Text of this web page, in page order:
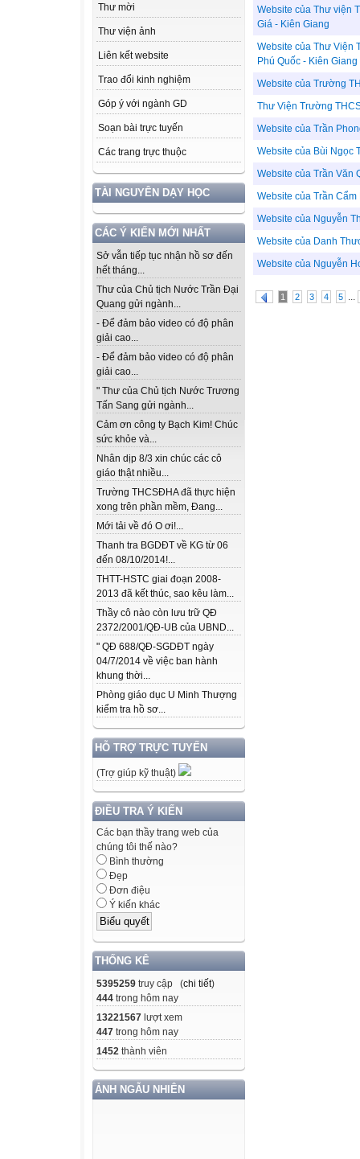
Thư mời
Thư viện ảnh
Liên kết website
Trao đổi kinh nghiệm
Góp ý với ngành GD
Soạn bài trực tuyến
Các trang trực thuộc
TÀI NGUYÊN DẠY HỌC
CÁC Ý KIẾN MỚI NHẤT
Sở vẫn tiếp tục nhận hồ sơ đến
hết tháng...
Thư của Chủ tịch Nước Trần Đại
Quang gửi ngành...
- Để đảm bảo video có độ phân
giải cao...
- Để đảm bảo video có độ phân
giải cao...
" Thư của Chủ tịch Nước Trương
Tấn Sang gửi ngành...
Cảm ơn công ty Bạch Kim! Chúc
sức khỏe và...
Nhân dịp 8/3 xin chúc các cô
giáo thật nhiều...
Trường THCSĐHA đã thực hiện
xong trên phần mềm, Đang...
Mới tải về đó O ơi!...
Thanh tra BGDĐT về KG từ 06
đến 08/10/2014!...
THTT-HSTC giai đoạn 2008-
2013 đã kết thúc, sao kêu làm...
Thầy cô nào còn lưu trữ QĐ
2372/2001/QĐ-UB của UBND...
" QĐ 688/QĐ-SGDĐT ngày
04/7/2014 về việc ban hành
khung thời...
Phòng giáo dục U Minh Thượng
kiểm tra hồ sơ...
HỖ TRỢ TRỰC TUYẾN
(Trợ giúp kỹ thuật)
ĐIỀU TRA Ý KIẾN
Các bạn thầy trang web của
chúng tôi thế nào?
Bình thường
Đẹp
Đơn điệu
Ý kiến khác
THỐNG KÊ
5395259 truy cập (chi tiết)
444 trong hôm nay
13221567 lượt xem
447 trong hôm nay
1452 thành viên
ẢNH NGẪU NHIÊN
Website của Thư viện
Giá - Kiên Giang
Website của Thư Viện
Phú Quốc - Kiên Giang
Website của Trường
Thư Viện Trường
Website của Trần
Website của Bùi Ngọc
Website của Trần Văn
Website của Trần Cẩm
Website của Nguyễn
Website của Danh
Website của Nguyễn
1 2 3 4 5 ...